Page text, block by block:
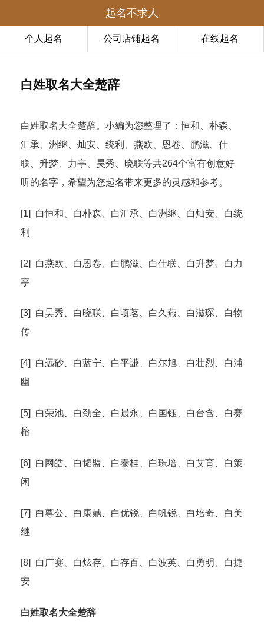
起名不求人
个人起名 公司店铺起名 在线起名
白姓取名大全楚辞
白姓取名大全楚辞。小編为您整理了：恒和、朴森、
汇承、洲继、灿安、统利、燕欧、恩卷、鹏滋、仕
联、升梦、力亭、昊秀、晓联等共264个富有创意好
听的名字，希望为您起名带来更多的灵感和参考。
[1] 白恒和、白朴森、白汇承、白洲继、白灿安、白统
利
[2] 白燕欧、白恩卷、白鹏滋、白仕联、白升梦、白力
亭
[3] 白昊秀、白晓联、白顷茗、白久燕、白滋琛、白物
传
[4] 白远砂、白蓝宁、白平謙、白尔旭、白壮烈、白浦
幽
[5] 白荣池、白劲全、白晨永、白国钰、白台含、白赛
榕
[6] 白网皓、白韬盟、白泰桂、白璟培、白艾育、白策
闲
[7] 白尊公、白康鼎、白优锐、白帆锐、白培奇、白美
继
[8] 白广赛、白炫存、白存百、白波英、白勇明、白捷
安
白姓取名大全楚辞